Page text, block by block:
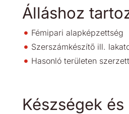
Álláshoz
Fémipari alapképzettség
Szerszámkészítő ill.
Hasonló területen
Készségek